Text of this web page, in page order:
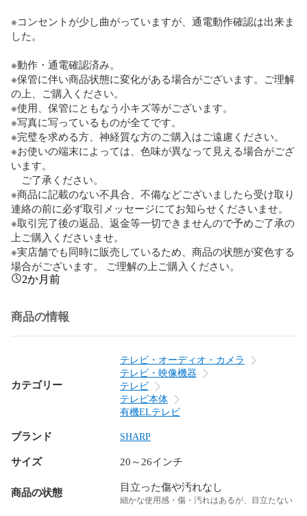
※コンセントが少し曲がっていますが、通電動作確認は出来ま
した。
※動作・通電確認済み。
※保管に伴い商品状態に変化がある場合がございます。ご理解
の上、ご購入ください。
※使用、保管にともなう小キズ等がございます。
※写真に写っているものが全てです。
※完璧を求める方、神経質な方のご購入はご遠慮ください。
※お使いの端末によっては、色味が異なって見える場合がござ
います。
ご了承ください。
※商品に記載のない不具合、不備などございましたら受け取り
連絡の前に必ず取引メッセージにてお知らせくださいませ。
※取引完了後の返品、返金等一切できませんので予めご了承の
上ご購入くださいませ。
※実店舗でも同時に販売しているため、商品の状態が変色する
場合がございます。 ご理解の上ご購入ください。
2か月前
商品の情報
カテゴリー
テレビ・オーディオ・カメラ
テレビ・映像機器
テレビ
テレビ本体
有機ELテレビ
ブランド SHARP
サイズ 20～26インチ
商品の状態 目立った傷や汚れなし
細かな使用感・傷・汚れはあるが、目立たない